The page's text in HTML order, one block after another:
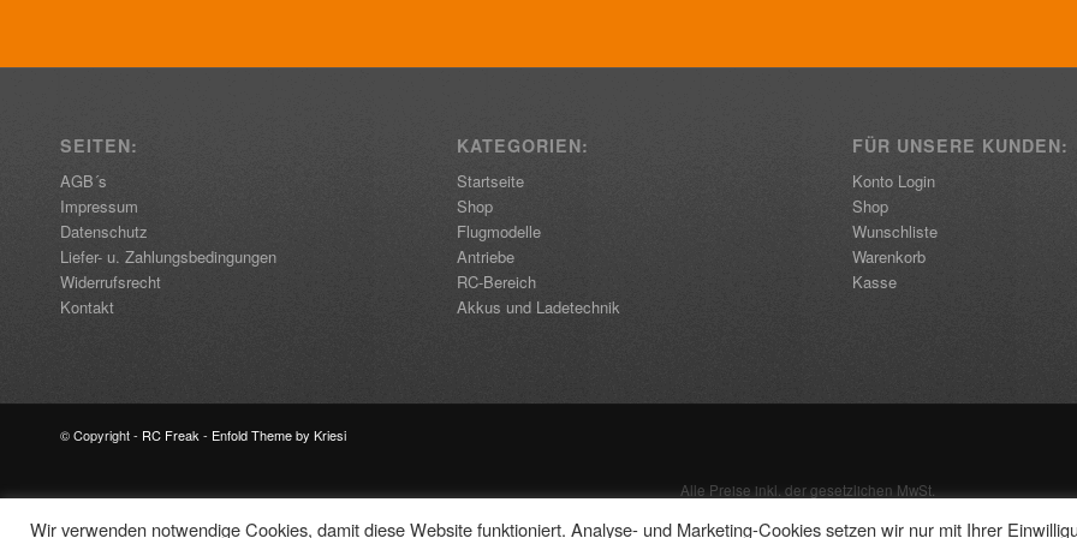
SEITEN:
AGB´s
Impressum
Datenschutz
Liefer- u. Zahlungsbedingungen
Widerrufsrecht
Kontakt
KATEGORIEN:
Startseite
Shop
Flugmodelle
Antriebe
RC-Bereich
Akkus und Ladetechnik
FÜR UNSERE KUNDEN:
Konto Login
Shop
Wunschliste
Warenkorb
Kasse
© Copyright - RC Freak - Enfold Theme by Kriesi
Alle Preise inkl. der gesetzlichen MwSt.
Wir verwenden notwendige Cookies, damit diese Website funktioniert. Analyse- und Marketing-Cookies setzen wir nur mit Ihrer